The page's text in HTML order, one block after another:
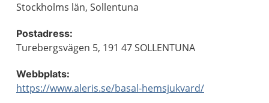
Stockholms län, Sollentuna
Postadress:
Turebergsvägen 5, 191 47 SOLLENTUNA
Webbplats:
https://www.aleris.se/basal-hemsjukvard/